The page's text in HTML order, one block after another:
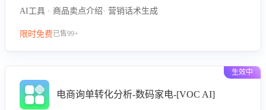
AI工具 · 商品卖点介绍· 营销话术生成
限时免费已售99+
生效中
电商询单转化分析-数码家电-[VOC AI]